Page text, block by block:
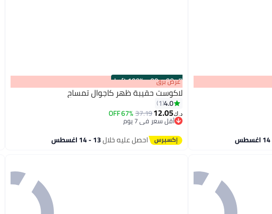
00m:00s
·
100% Left عرض برق
لاكوست حقيبة ظهر كاجوال تمساح
4.0
1
د.ك‏12.05
37.19
67% OFF
أقل سعر في 7 يوم
أقل سعر في 7 يوم
احصل عليه خلال13 - 14 اغسطس